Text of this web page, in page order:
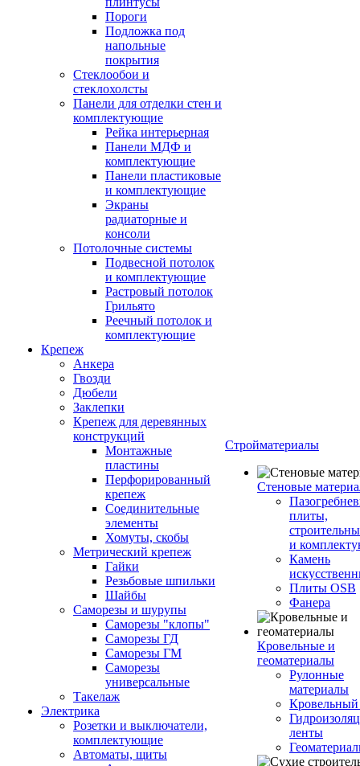
Пороги
Подложка под
напольные
покрытия
Стеклообои и
стеклохолсты
Панели для отделки стен и
комплектующие
Рейка интерьерная
Панели МДФ и
комплектующие
Панели пластиковые
и комплектующие
Экраны
радиаторные и
консоли
Потолочные системы
Подвесной потолок
и комплектующие
Растровый потолок
Грильято
Реечный потолок и
комплектующие
Крепеж
Анкера
Гвозди
Дюбели
Заклепки
Крепеж для деревянных
конструкций
Монтажные
пластины
Перфорированный
крепеж
Соединительные
элементы
Хомуты, скобы
Метрический крепеж
Гайки
Резьбовые шпильки
Шайбы
Саморезы и шурупы
Саморезы "клопы"
Саморезы ГД
Саморезы ГМ
Саморезы
универсальные
Такелаж
Электрика
Розетки и выключатели,
комплектующие
Автоматы, щиты
Стройматериалы
Стеновые
плиты,
и
Камень
Плиты OSB
Фанера
Кровельные и
геоматериалы
Рулонные
материалы
ленты